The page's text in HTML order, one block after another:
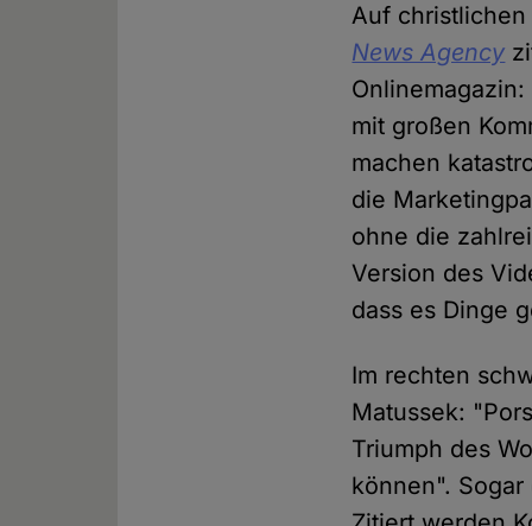
Auf
News Agency
mit großen
machen
die
ohne die
Version des
dass es Dinge
Im rechten
Matussek:
Triumph des
können".